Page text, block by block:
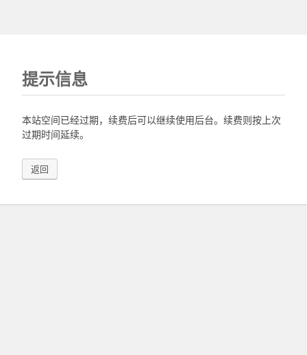
提示信息
本站空间已经过期，续费后可以继续使用后台。续费则按上次
过期时间延续。
返回